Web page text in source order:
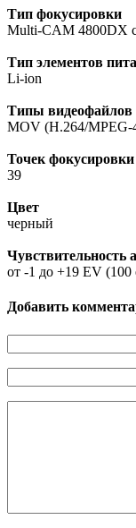
Тип фокусировки
Multi-CAM 4800DX
Тип элементов
Li-ion
Типы видеофайлов
MOV (H.264/MPEG-
Точек фокусировки
39
Цвет
черный
Чувствительность
от -1 до +19 EV
Добавить